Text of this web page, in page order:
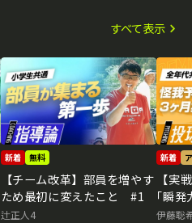
すべて表示
新着 無料
【チーム改革】部員を増やす
ため最初に変えたこと #1
辻正人4
新着
【実
｢瞬
伊藤聡